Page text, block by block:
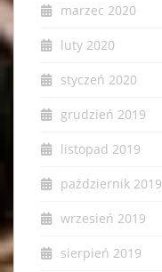
marzec 2020
luty 2020
styczeń 2020
grudzień 2019
listopad 2019
październik 2019
wrzesień 2019
sierpień 2019